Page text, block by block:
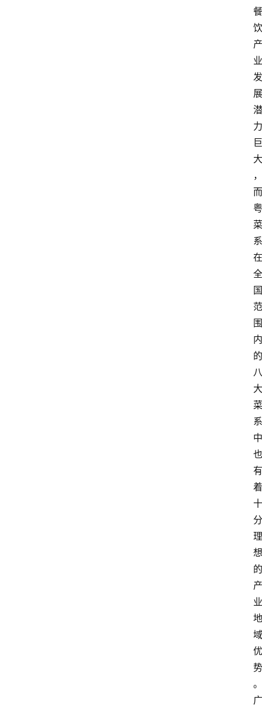
餐
饮
产
业
发
展
潜
力
巨
大
，
而
粤
菜
系
在
全
国
范
围
内
的
八
大
菜
系
中
也
有
着
十
分
理
想
的
产
业
地
域
优
势
。
广